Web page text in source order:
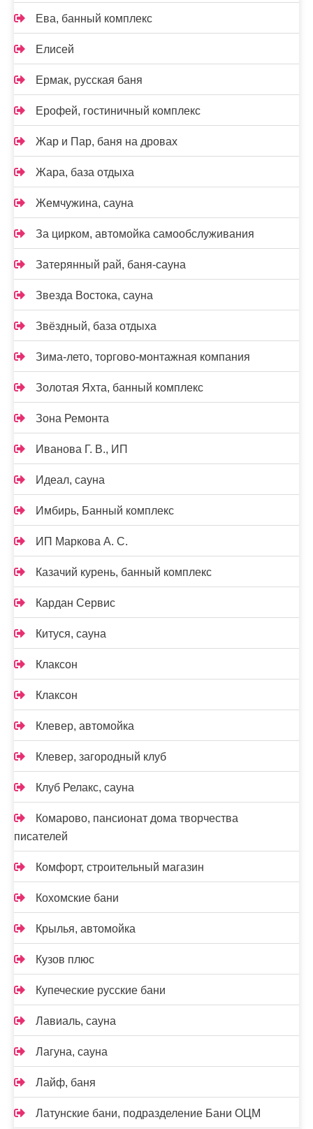
Ева, банный комплекс
Елисей
Ермак, русская баня
Ерофей, гостиничный комплекс
Жар и Пар, баня на дровах
Жара, база отдыха
Жемчужина, сауна
За цирком, автомойка самообслуживания
Затерянный рай, баня-сауна
Звезда Востока, сауна
Звёздный, база отдыха
Зима-лето, торгово-монтажная компания
Золотая Яхта, банный комплекс
Зона Ремонта
Иванова Г. В., ИП
Идеал, сауна
Имбирь, Банный комплекс
ИП Маркова А. С.
Казачий курень, банный комплекс
Кардан Сервис
Китуся, сауна
Клаксон
Клаксон
Клевер, автомойка
Клевер, загородный клуб
Клуб Релакс, сауна
Комарово, пансионат дома творчества
писателей
Комфорт, строительный магазин
Кохомские бани
Крылья, автомойка
Кузов плюс
Купеческие русские бани
Лавиаль, сауна
Лагуна, сауна
Лайф, баня
Латунские бани, подразделение Бани ОЦМ